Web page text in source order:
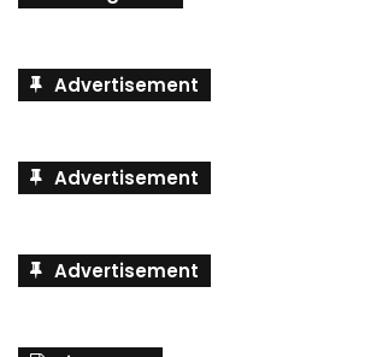
Advertisement
Advertisement
Advertisement